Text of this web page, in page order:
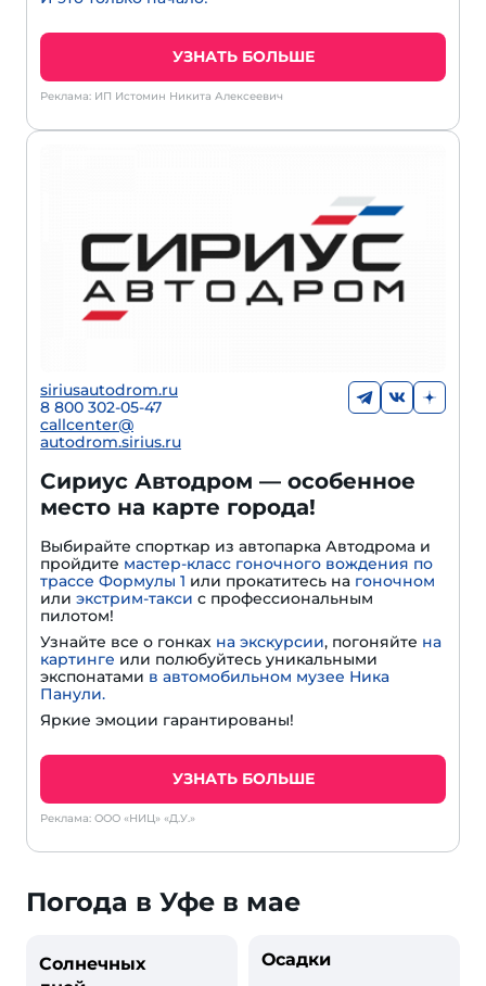
УЗНАТЬ БОЛЬШЕ
Реклама: ИП Истомин Никита Алексеевич
siriusautodrom.ru
8 800 302-05-47
callcenter@
autodrom.sirius.ru
Сириус Автодром — особенное
место на карте города!
Выбирайте спорткар из автопарка Автодрома и
пройдите мастер-класс гоночного вождения по
трассе Формулы 1 или прокатитесь на гоночном
или экстрим-такси с профессиональным
пилотом!
Узнайте все о гонках на экскурсии, погоняйте на
картинге или полюбуйтесь уникальными
экспонатами в автомобильном музее Ника
Панули.
Яркие эмоции гарантированы!
УЗНАТЬ БОЛЬШЕ
Реклама: ООО «НИЦ» «Д.У.»
Погода в Уфе в мае
Солнечных
Осадки